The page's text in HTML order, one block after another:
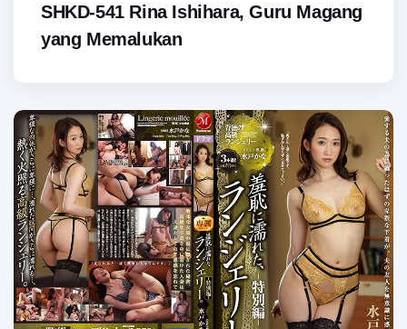
SHKD-541 Rina Ishihara, Guru Magang
yang Memalukan